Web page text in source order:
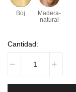
Boj
Madera-
natural
Cantidad: